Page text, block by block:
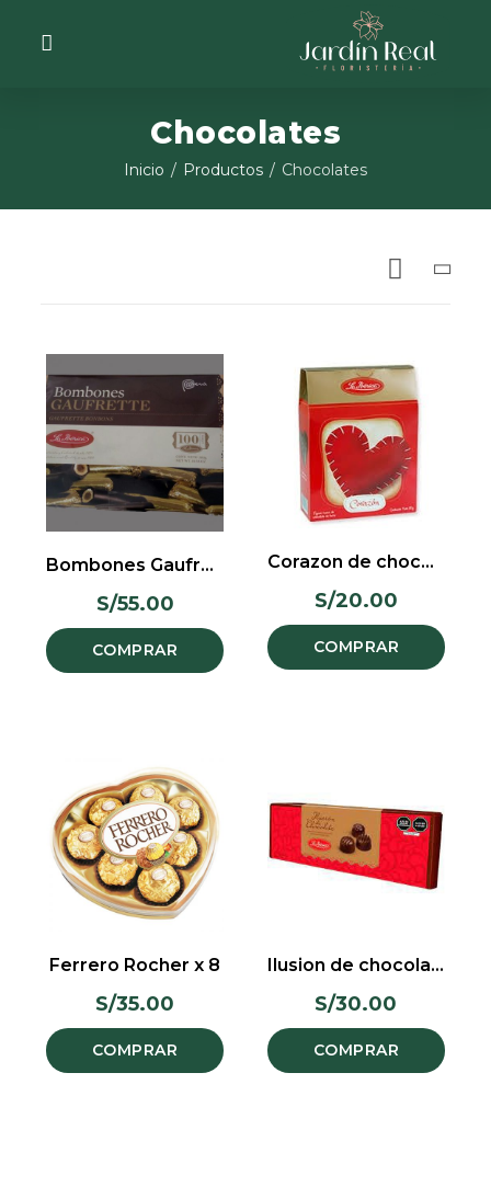
Chocolates
Inicio Productos Chocolates
Bombones Gaufrette
S/55.00
COMPRAR
Corazon de chocolate
S/20.00
COMPRAR
Ferrero Rocher x 8
S/35.00
COMPRAR
Ilusion de chocolate x 110 gr
S/30.00
COMPRAR